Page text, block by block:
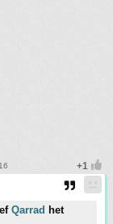
Qarrad het